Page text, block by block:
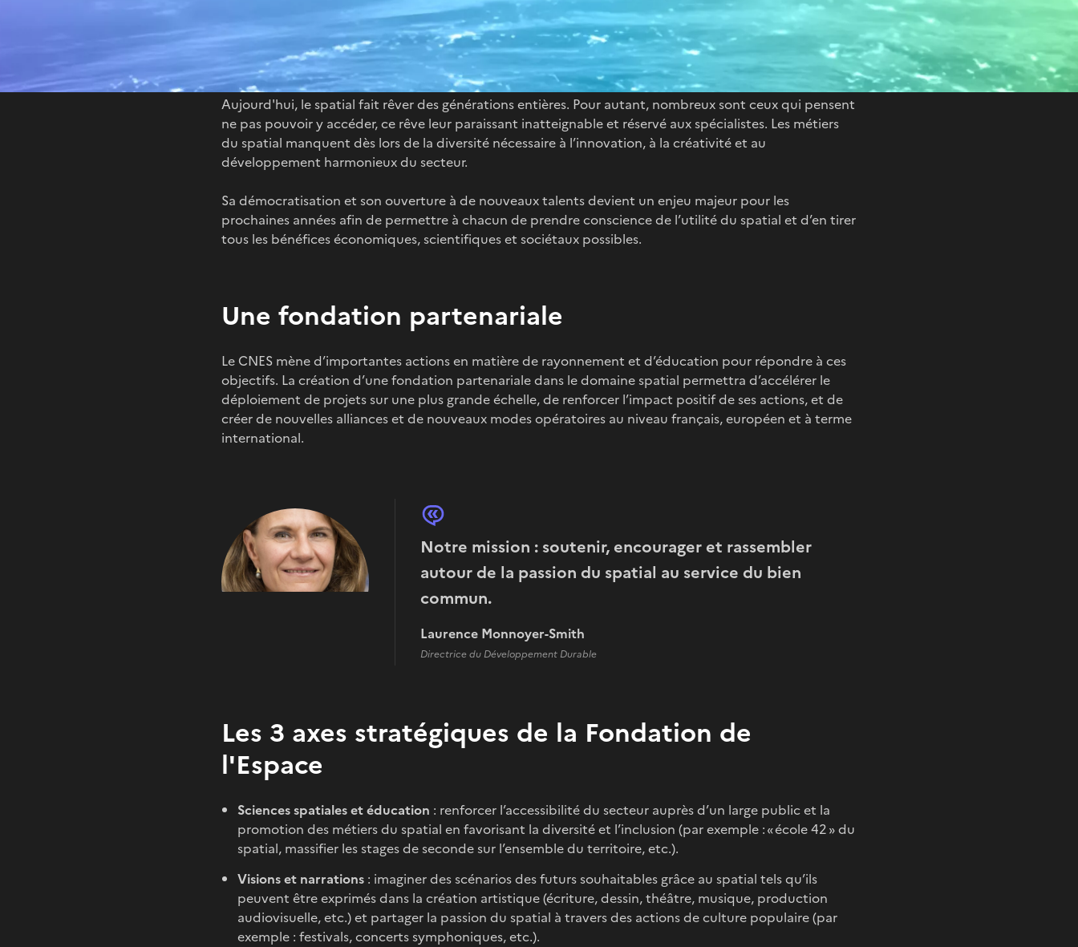
Ensemble pour un spatial ouvert au service de tous : créons la Fondation de l’Espace !
Aujourd'hui, le spatial fait rêver des générations entières. Pour autant, nombreux sont ceux qui pensent
ne pas pouvoir y accéder, ce rêve leur paraissant inatteignable et réservé aux spécialistes. Les métiers
du spatial manquent dès lors de la diversité nécessaire à l’innovation, à la créativité et au
développement harmonieux du secteur.
Sa démocratisation et son ouverture à de nouveaux talents devient un enjeu majeur pour les
prochaines années afin de permettre à chacun de prendre conscience de l’utilité du spatial et d’en tirer
tous les bénéfices économiques, scientifiques et sociétaux possibles.
Une fondation partenariale
Le CNES mène d’importantes actions en matière de rayonnement et d’éducation pour répondre à ces
objectifs. La création d’une fondation partenariale dans le domaine spatial permettra d’accélérer le
déploiement de projets sur une plus grande échelle, de renforcer l’impact positif de ses actions, et de
créer de nouvelles alliances et de nouveaux modes opératoires au niveau français, européen et à terme
international.
Notre mission : soutenir, encourager et rassembler
autour de la passion du spatial au service du bien
commun.
Laurence Monnoyer-Smith
Directrice du Développement Durable
Les 3 axes stratégiques de la Fondation de
l'Espace
Sciences spatiales et éducation : renforcer l’accessibilité du secteur auprès d’un large public et la
promotion des métiers du spatial en favorisant la diversité et l’inclusion (par exemple : « école 42 » du
spatial, massifier les stages de seconde sur l’ensemble du territoire, etc.).
Visions et narrations : imaginer des scénarios des futurs souhaitables grâce au spatial tels qu’ils
peuvent être exprimés dans la création artistique (écriture, dessin, théâtre, musique, production
audiovisuelle, etc.) et partager la passion du spatial à travers des actions de culture populaire (par
exemple : festivals, concerts symphoniques, etc.).